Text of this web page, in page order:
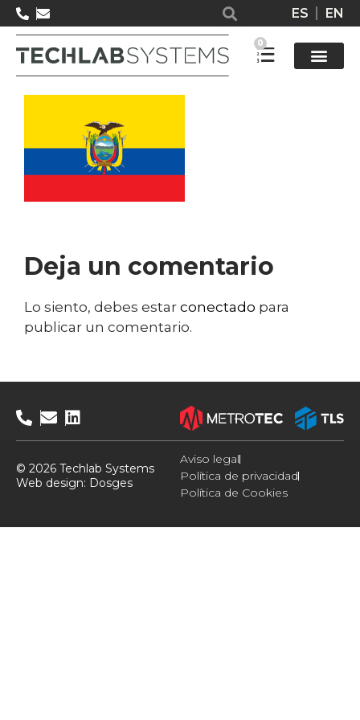
ES EN
0
Ecuador
Deja un comentario
Lo siento, debes estar conectado para
publicar un comentario.
© 2026 Techlab Systems
Web design: Dosges
Aviso legal
Política de privacidad
Política de Cookies